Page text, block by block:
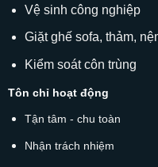
Vệ sinh công nghiệp
Giặt ghế sofa, thảm,
Kiểm soát côn trùng
Tôn chỉ hoạt động
Tận tâm - chu toàn
Nhận trách nhiệm